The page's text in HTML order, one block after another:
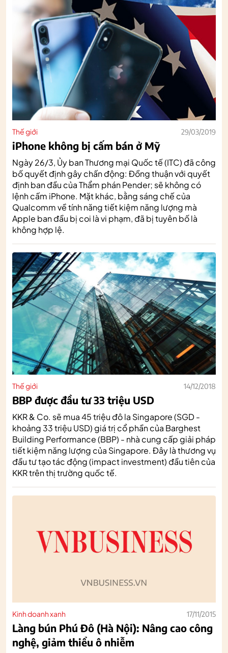
Thế giới 29/03/2019
iPhone không bị cấm bán ở Mỹ
Ngày 26/3, Ủy ban Thương mại Quốc tế (ITC) đã công
bố quyết định gây chấn động: Đồng thuận với quyết
định ban đầu của Thẩm phán Pender; sẽ không có
lệnh cấm iPhone. Mặt khác, bằng sáng chế của
Qualcomm về tính năng tiết kiệm năng lượng mà
Apple ban đầu bị coi là vi phạm, đã bị tuyên bố là
không hợp lệ.
Thế giới 14/12/2018
BBP được đầu tư 33 triệu USD
KKR & Co. sẽ mua 45 triệu đô la Singapore (SGD -
khoảng 33 triệu USD) giá trị cổ phần của Barghest
Building Performance (BBP) - nhà cung cấp giải pháp
tiết kiệm năng lượng của Singapore. Đây là thương vụ
đầu tư tạo tác động (impact investment) đầu tiên của
KKR trên thị trường quốc tế.
Kinh doanh xanh 17/11/2015
Làng bún Phú Đô (Hà Nội): Nâng cao công
nghệ, giảm thiểu ô nhiễm